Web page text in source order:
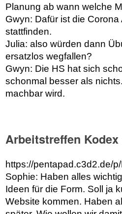
Planung ab wann welche
Gwyn: Dafür ist die
stattfinden.
Julia: also würden dann
ersatzlos wegfallen?
Gwyn: Die HS hat sich
schonmal besser als
machbar wird.
Arbeitstreffen
https://pentapad.c3d2.de/
Sophie: Haben alles
Ideen für die Form. Soll ja
Website kommen. Haben